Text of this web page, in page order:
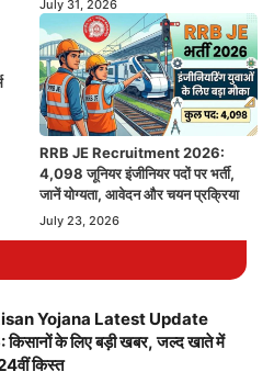
July 31, 2026
RRB JE Recruitment 2026:
4,098 जूनियर इंजीनियर पदों पर भर्ती,
जानें योग्यता, आवेदन और चयन प्रक्रिया
July 23, 2026
Yojana Latest Update
के लिए बड़ी खबर, जल्द खाते में
किस्त